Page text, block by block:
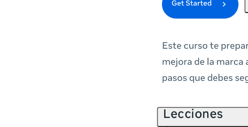
Get Started
Este curso te
mejora de la
pasos que debes
Lecciones